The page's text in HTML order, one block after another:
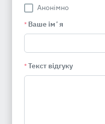
Анонімно
* Ваше імʼя
* Текст відгуку